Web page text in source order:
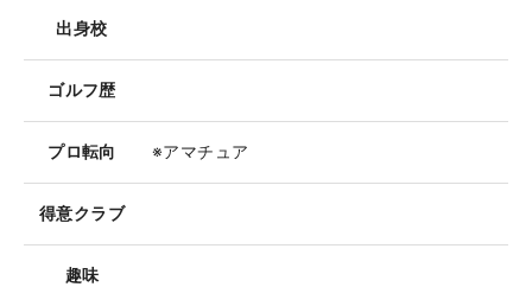
出身校
ゴルフ歴
プロ転向 ※アマチュア
得意クラブ
趣味